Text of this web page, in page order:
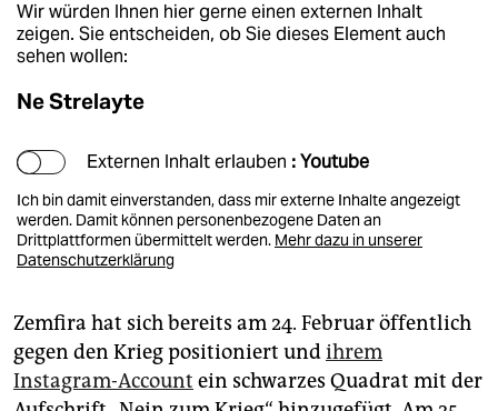
Wir würden Ihnen hier gerne einen externen Inhalt
zeigen. Sie entscheiden, ob Sie dieses Element auch
sehen wollen:
Ne Strelayte
Externen Inhalt erlauben : Youtube
Ich bin damit einverstanden, dass mir externe Inhalte angezeigt
werden. Damit können personenbezogene Daten an
Drittplattformen übermittelt werden. Mehr dazu in unserer
Datenschutzerklärung
Zemfira hat sich bereits am 24. Februar öffentlich
gegen den Krieg positioniert undihrem
Instagram-Account ein schwarzes Quadrat mit der